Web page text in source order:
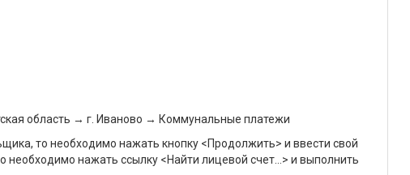
область → г. Иваново → Коммунальные платежи
то необходимо нажать кнопку <Продолжить> и ввести свой
необходимо нажать ссылку <Найти лицевой счет…> и выполнить